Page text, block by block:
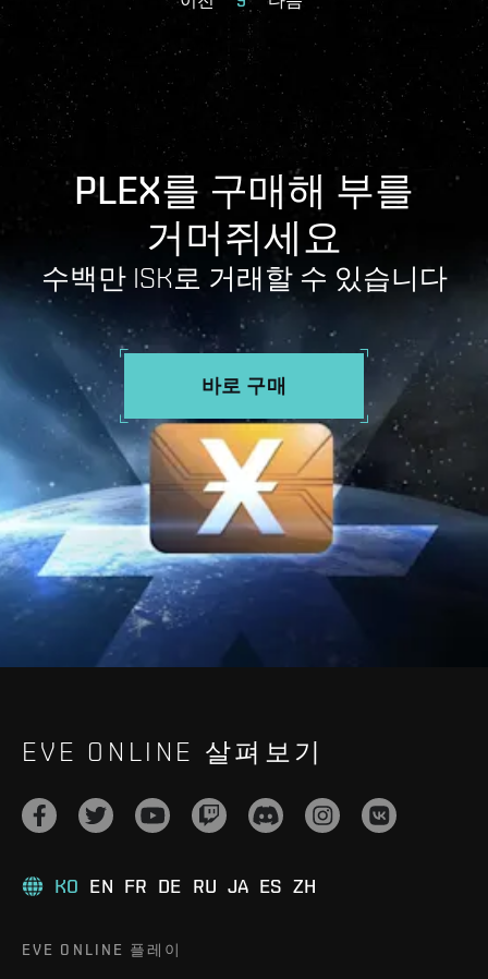
PLEX를 구매해 부를
거머쥐세요
수백만 ISK로 거래할 수 있습니다
바로 구매
EVE ONLINE 살펴보기
KO EN FR DE RU JA ES ZH
EVE ONLINE 플레이